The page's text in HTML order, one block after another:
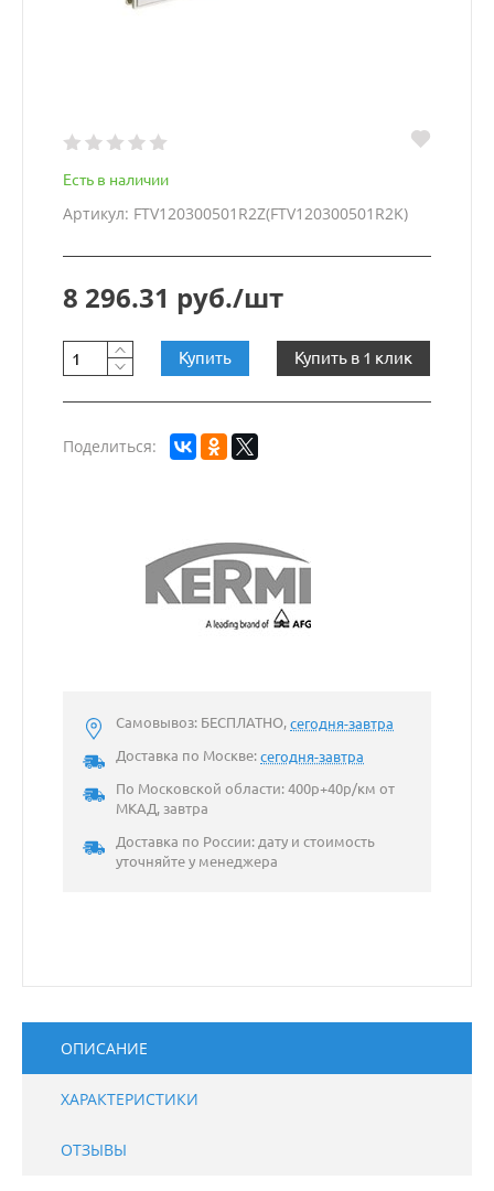
Есть в наличии
Артикул: FTV120300501R2Z(FTV120300501R2K)
8 296.31 руб./шт
Купить Купить в 1 клик
Поделиться:
Самовывоз: БЕСПЛАТНО,сегодня-завтра
Доставка по Москве:сегодня-завтра
По Московской области: 400р+40р/км от
МКАД, завтра
Доставка по России: дату и стоимость
уточняйте у менеджера
ОПИСАНИЕ
ХАРАКТЕРИСТИКИ
ОТЗЫВЫ